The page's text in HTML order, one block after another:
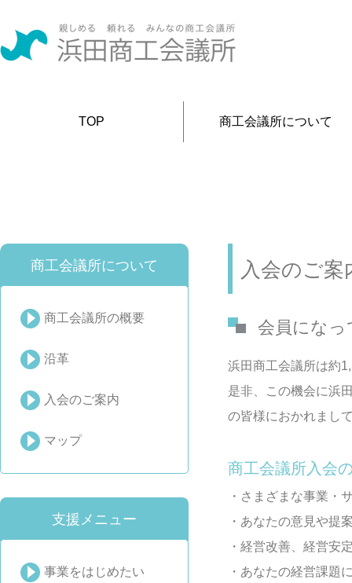
TOP 商工会議所について
商工会議所について
商工会議所の概要
沿革
入会のご案内
マップ
支援メニュー
事業をはじめたい
入会のご案
会員になっ
浜田商工会議所は約
是非、この機会に浜
の皆様におかれまし
商工会議所入会
・さまざまな事業・
・あなたの意見や提
・経営改善、経営安
・あなたの経営課題